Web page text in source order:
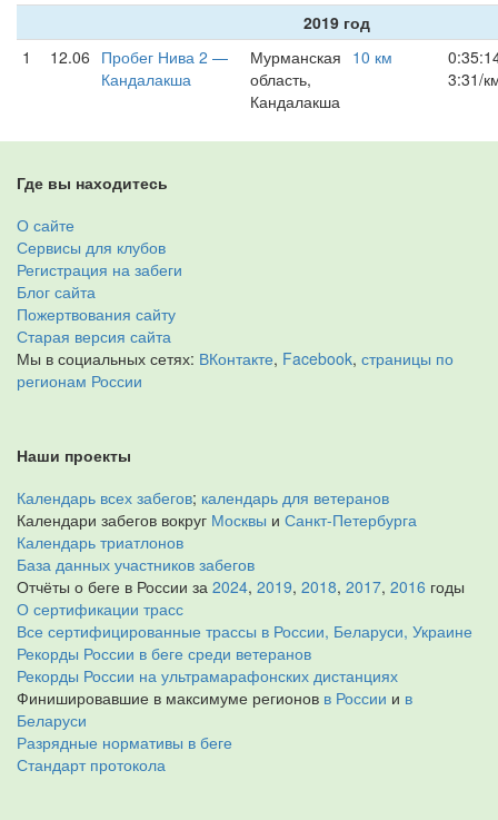
2019 год
1
12.06 Пробег Нива 2 —
Кандалакша
Мурманская
область,
Кандалакша
10 км
3:31/
Где вы находитесь
О сайте
Сервисы для клубов
Регистрация на забеги
Блог сайта
Пожертвования сайту
Старая версия сайта
Мы в социальных сетях: ВКонтакте, Facebook, страницы по
регионам России
Наши проекты
Календарь всех забегов; календарь для ветеранов
Календари забегов вокруг Москвы и Санкт-Петербурга
Календарь триатлонов
База данных участников забегов
Отчёты о беге в России за 2024, 2019, 2018, 2017, 2016 годы
О сертификации трасс
Все сертифицированные трассы в России, Беларуси, Украине
Рекорды России в беге среди ветеранов
Рекорды России на ультрамарафонских дистанциях
Финишировавшие в максимуме регионов в России и в
Беларуси
Разрядные нормативы в беге
Стандарт протокола